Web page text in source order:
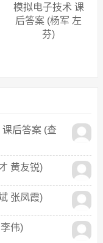
模拟电子技术 课
后答案 (杨军 左
芬)
后答案 (查
黄友锐)
张凤霞)
伟)